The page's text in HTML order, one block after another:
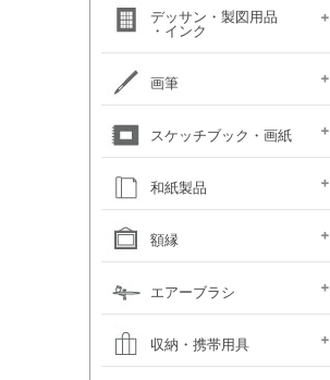
パステルセット
（ハード）
パステルセット
（ソフト）
パンパステル
パステル鉛筆セット
オイルパステル・
クレパス・クレヨン
パステル・色鉛筆
関連用品
色鉛筆セット
水彩色鉛筆セット
チョークアート
デッサン・製図用品
・インク
鉛筆セット
画用木炭
モデル人形
デッサン関連用品
ロットリング
W&N ドローイングインク
画筆
油彩筆セット
油彩用ラウンド（丸筆）
（丸平筆）
油彩用フラット（平筆）
油彩用ファン（扇型）
油絵用刷毛
水彩筆セット
水彩用ラウンド（丸筆）
水彩用フラット（平筆）
（日本画・デザイン用）
（日本画・デザイン用）
（日本画・デザイン用）
（日本画・デザイン用）
（日本画・デザイン用）
（日本画・デザイン用）
（日本画・デザイン用）
（日本画・デザイン用）
化粧筆
絵手紙用筆
スケッチブック・画紙
アルシュ水彩紙
モンバルキャンソン
ファインフェース
キャンソンXL
アルビレオ水彩紙
クレスター水彩紙
フォード水彩紙
アヴァロン水彩紙
ラングトン水彩紙
ワトソン水彩紙
ホワイトワトソン水彩紙
TACスケッチブック
W&N コットマン水彩紙
ナル水彩紙
スケッチブック 並口
オリーブシリーズ厚口
メダリオン特厚口
マルマン ヴィフアール
マルマン ソーホー
マルマン 麻表紙
クロッキーブック
クレイドクロッキー
セクションクロッキー
スタンダードクロッキー
キャンソン ミ・タント
パステルワトソン
パステルマーメイド
パステルブック
ペーパーセレクション
ポストカード
カラージェッソペーパー
水彩色紙
和紙製品
和紙・絵絹・転写紙
日本画用麻紙ボールド
水墨画用紙
ファイル
芳名帳・仮巻
額縁
油彩用額縁 (木製)
仮額縁
(マット付)
(マット無し)
軽量フレーム・イレパネ
色紙額
額用金具
エアーブラシ
ハンドピース
コンプレッサー
システムパーツ（部品）
エアーブラシ関連用品
収納・携帯用具